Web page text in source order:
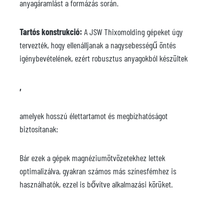
anyagáramlást a formázás során.
Tartós konstrukció: A JSW Thixomolding gépeket úgy
tervezték, hogy ellenálljanak a nagysebességű öntés
igénybevételének, ezért robusztus anyagokból készültek
,
amelyek hosszú élettartamot és megbízhatóságot
biztosítanak:
Bár ezek a gépek magnéziumötvözetekhez lettek
optimalizálva, gyakran számos más színesfémhez is
használhatók, ezzel is bővítve alkalmazási körüket.